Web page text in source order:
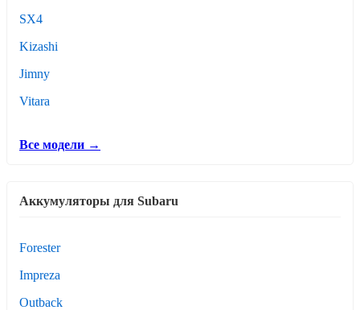
SX4
Kizashi
Jimny
Vitara
Все модели →
Аккумуляторы для Subaru
Forester
Impreza
Outback